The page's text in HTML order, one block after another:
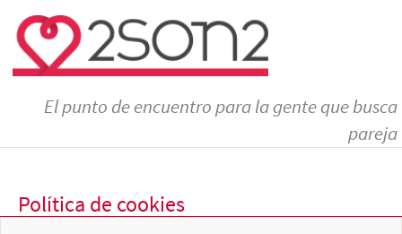
El punto de encuentro para la gente que busca
pareja
Política de cookies